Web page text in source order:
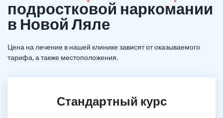
подростковой наркомании
в Новой Ляле
Цена на лечение в нашей клинике зависят от оказываемого
тарифа, а также местоположения.
Стандартный курс